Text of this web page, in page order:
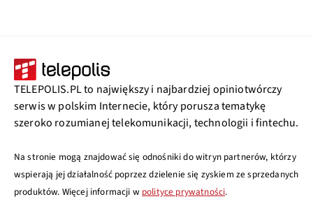
TELEPOLIS.PL to największy i najbardziej opiniotwórczy
serwis w polskim Internecie, który porusza tematykę
szeroko rozumianej telekomunikacji, technologii i fintechu.
Na stronie mogą znajdować się odnośniki do witryn partnerów, którzy
wspierają jej działalność poprzez dzielenie się zyskiem ze sprzedanych
produktów. Więcej informacji w polityce prywatności.